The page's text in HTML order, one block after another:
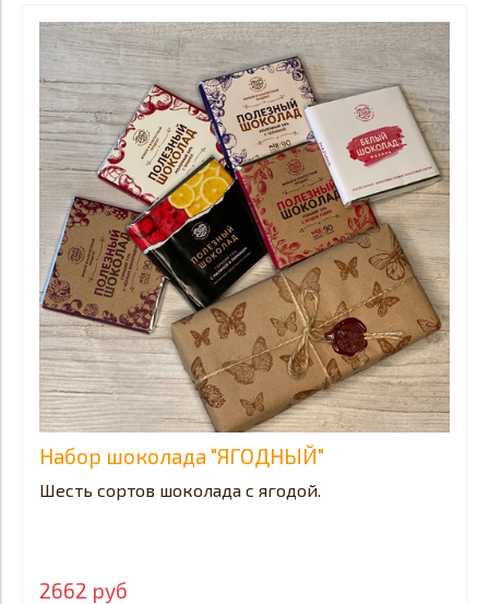
Набор шоколада "ЯГОДНЫЙ"
Шесть сортов шоколада с ягодой.
2662 руб